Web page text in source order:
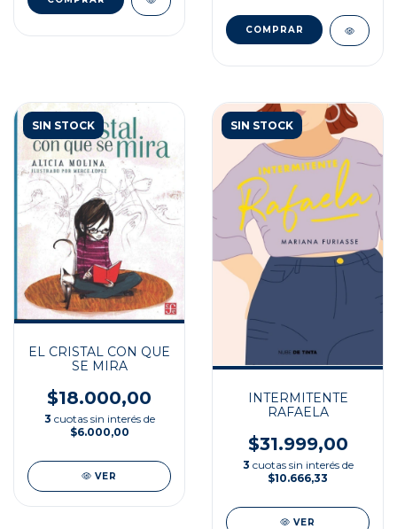
SIN STOCK
EL CRISTAL CON QUE
SE MIRA
$18.000,00
3 cuotas sin interés de
$6.000,00
VER
SIN STOCK
INTERMITENTE
RAFAELA
$31.999,00
3 cuotas sin interés de
$10.666,33
VER